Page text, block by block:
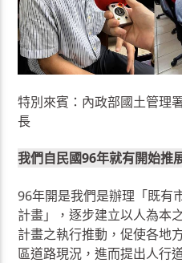
特別來賓：內政部國土管理
長
我們自民國96年就有開始推
96年開是我們是辦理「既有
計畫」，逐步建立以人為本
計畫之執行推動，促使各地
區道路現況，進而提出人行